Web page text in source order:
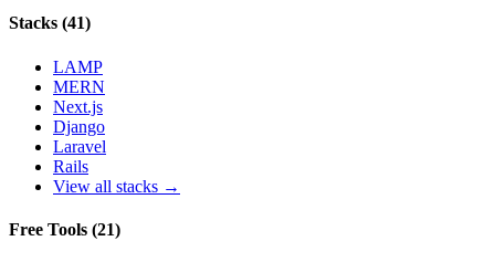
Stacks (41)
LAMP
MERN
Next.js
Django
Laravel
Rails
View all stacks →
Free Tools (21)